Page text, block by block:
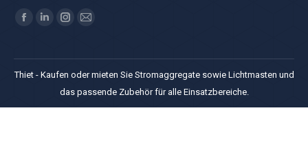
Finden Sie uns auf:
Facebook
opens
in
Linkedin
opens
in
new
Instagram
opens
in
new
E-
page
opens
in
Thiet - Kaufen oder mieten Sie Stromaggregate sowie Lichtmasten und
das passende Zubehör für alle Einsatzbereiche.